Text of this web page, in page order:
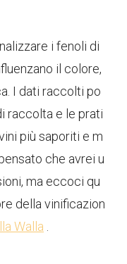
i fenoli di
il colore,
I dati raccolti po
raccolta e le prati
più saporiti e m
che avrei u
ma eccoci qu
della vinificazion
Walla .